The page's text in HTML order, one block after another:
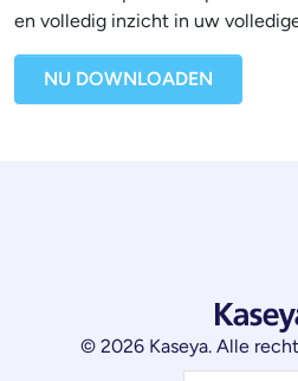
en volledig inzicht in uw
NU DOWNLOADEN
© 2026 Kaseya. Alle